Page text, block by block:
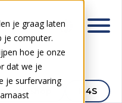
je graag laten
je computer.
hoe je onze
dat we je
je surfervaring
Shop M4S